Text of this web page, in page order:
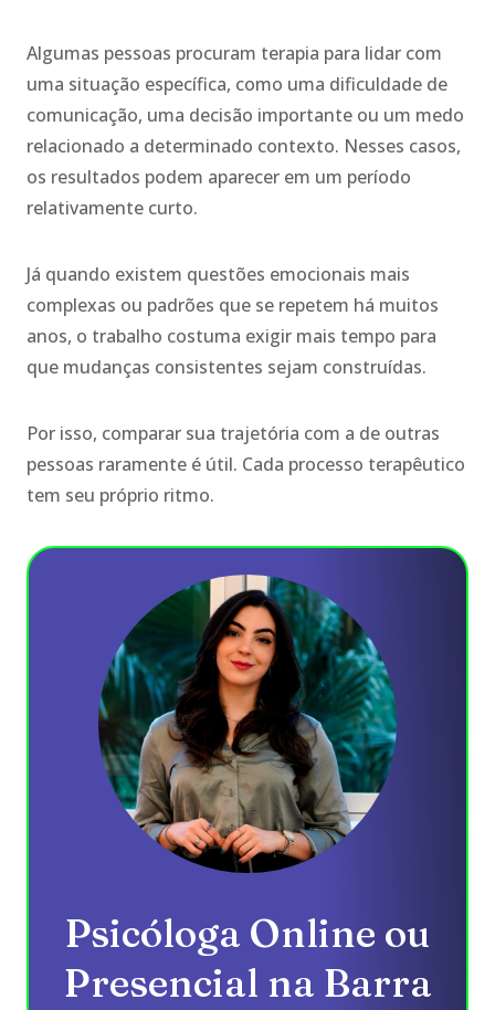
Algumas pessoas procuram terapia para lidar com
uma situação específica, como uma dificuldade de
comunicação, uma decisão importante ou um medo
relacionado a determinado contexto. Nesses casos,
os resultados podem aparecer em um período
relativamente curto.
Já quando existem questões emocionais mais
complexas ou padrões que se repetem há muitos
anos, o trabalho costuma exigir mais tempo para
que mudanças consistentes sejam construídas.
Por isso, comparar sua trajetória com a de outras
pessoas raramente é útil. Cada processo terapêutico
tem seu próprio ritmo.
Psicóloga Online ou
Presencial na Barra